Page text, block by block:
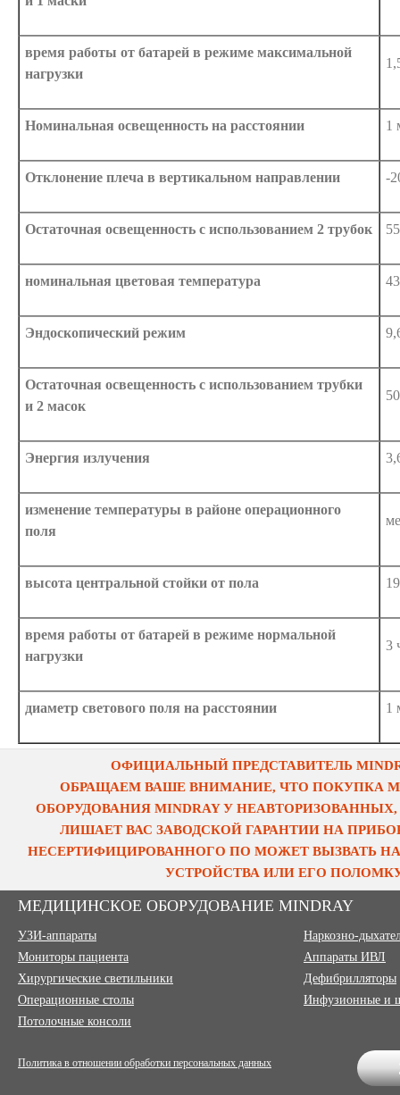
время работы от батарей в режиме максимальной
нагрузки
Номинальная освещенность на расстоянии 1
Отклонение плеча в вертикальном направлении -
Остаточная освещенность с использованием 2 трубок
номинальная цветовая температура
Эндоскопический режим
Остаточная освещенность с использованием трубки
и 2 масок
Энергия излучения
изменение температуры в районе операционного
поля
высота центральной стойки от пола
время работы от батарей в режиме нормальной
нагрузки
3
диаметр светового поля на расстоянии 1
ОФИЦИАЛЬНЫЙ ПРЕДСТАВИТЕЛЬ
ОБРАЩАЕМ ВАШЕ ВНИМАНИЕ, ЧТО ПОКУПКА
ОБОРУДОВАНИЯ MINDRAY У
ЛИШАЕТ ВАС ЗАВОДСКОЙ ГАРАНТИИ НА
НЕСЕРТИФИЦИРОВАННОГО ПО МОЖЕТ ВЫЗВАТЬ
УСТРОЙСТВА ИЛИ ЕГО
МЕДИЦИНСКОЕ ОБОРУДОВАНИЕ MINDRAY
УЗИ-аппараты
Мониторы пациента
Хирургические светильники
Операционные столы
Потолочные консоли
Наркозно-
Аппараты ИВЛ
Дефибрилляторы
Инфузионные и
Политика в отношении обработки персональных данных